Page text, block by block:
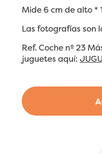
Mide 6 cm de alto *
Las fotografías son
Ref. Coche nº 23
juguetes aquí: